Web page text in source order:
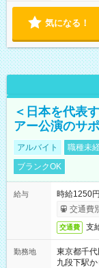
気になる！
＜日本を代表
アー公演のサ
アルバイト 職種未
ブランクOK
給与
時給1250
交通費
交通費 支
勤務地
東京都千代
九段下駅